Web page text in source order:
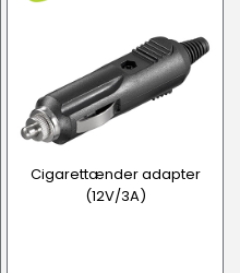
Cigarettænder adapter
(12V/3A)